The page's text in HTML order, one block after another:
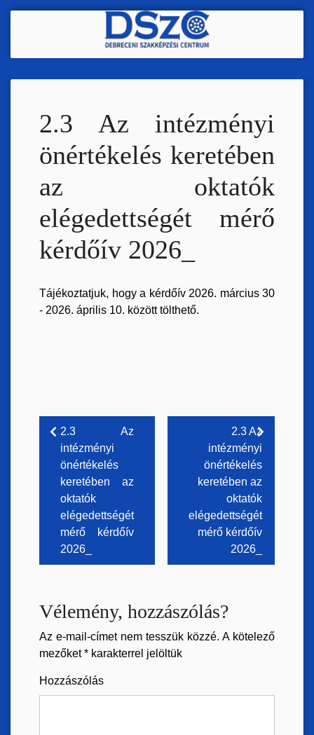
Ugrás
2.3 Az intézményi
önértékelés keretében
az oktatók
elégedettségét mérő
kérdőív 2026_
Tájékoztatjuk, hogy a kérdőív 2026. március 30
- 2026. április 10. között tölthető.
Bejegyzés
navigáció
2.3 Az
intézményi
önértékelés
keretében az
oktatók
elégedettségét
mérő kérdőív
2026_
2.3 Az
intézményi
önértékelés
keretében az
oktatók
elégedettségét
mérő kérdőív
2026_
Vélemény, hozzászólás?
Az e-mail-címet nem tesszük közzé. A kötelező
mezőket* karakterrel jelöltük
Hozzászólás